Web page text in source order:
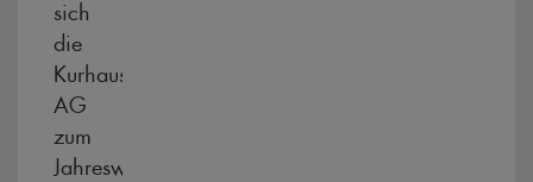
sich
die
Kurhaus
AG
zum
Jahreswechsel